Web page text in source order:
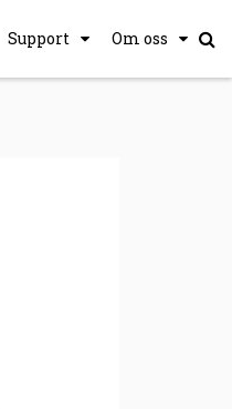
Support Om oss